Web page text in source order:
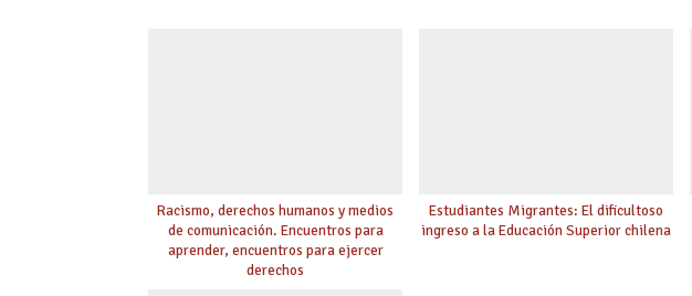
Racismo, derechos humanos y medios
de comunicación. Encuentros para
aprender, encuentros para ejercer
derechos
Estudiantes Migrantes: El dificultoso
ingreso a la Educación Superior chilena